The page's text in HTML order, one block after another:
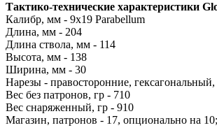
Тактико-технические характеристики
Калибр, мм - 9x19 Parabellum
Длина, мм - 204
Длина ствола, мм - 114
Высота, мм - 138
Ширина, мм - 30
Нарезы - правосторонние,
Вес без патронов, гр - 710
Вес снаряженный, гр - 910
Магазин, патронов - 17, опционально на